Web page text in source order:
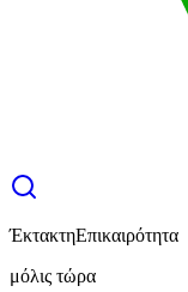
ΈκτακτηΕπικαιρότητα
μόλις τώρα